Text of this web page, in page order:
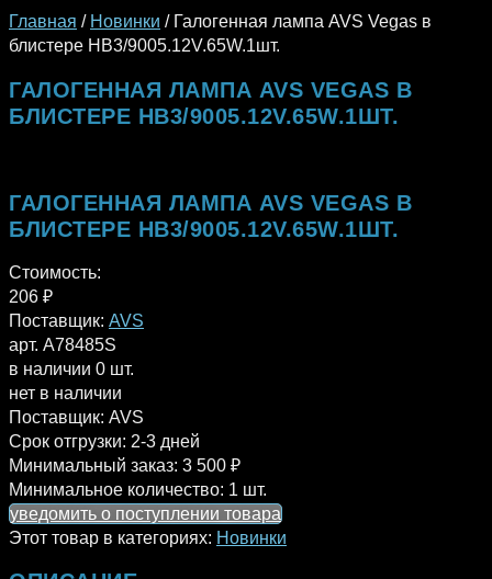
Главная / Новинки / Галогенная лампа AVS Vegas в
блистере HB3/9005.12V.65W.1шт.
ГАЛОГЕННАЯ ЛАМПА AVS VEGAS В
БЛИСТЕРЕ HB3/9005.12V.65W.1ШТ.
ГАЛОГЕННАЯ ЛАМПА AVS VEGAS В
БЛИСТЕРЕ HB3/9005.12V.65W.1ШТ.
Стоимость:
206 ₽
Поставщик: AVS
арт. A78485S
в наличии 0 шт.
нет в наличии
Поставщик: AVS
Срок отгрузки: 2-3 дней
Минимальный заказ: 3 500 ₽
Минимальное количество: 1 шт.
уведомить о поступлении товара
Этот товар в категориях: Новинки